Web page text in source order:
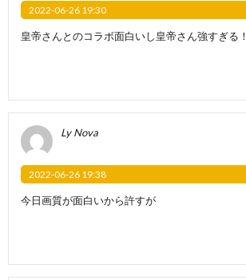
2022-06-26 19:30
皇帝さんとのコラボ面白いし皇帝さん強すぎる！
Ly Nova
2022-06-26 19:38
今日画質が面白いから許すが